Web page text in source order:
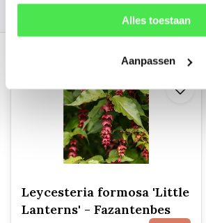
Alles toestaan
Aanpassen
Recent bekeken
Leycesteria formosa 'Little
Lanterns' - Fazantenbes